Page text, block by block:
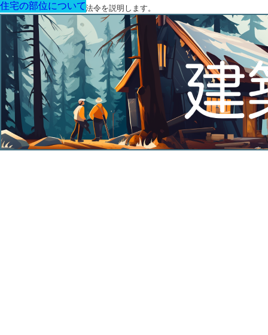
建築に関する用語と関連法令を説明します。
住宅の部位について
住宅の部位について
住宅の部位について
住宅の部位について
住宅の部位について
住宅の部位について
住宅の部位について